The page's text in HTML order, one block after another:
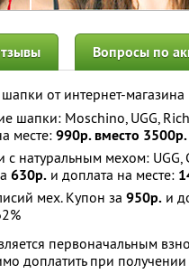
Вопросы по
от интернет-магазина
шапки: Moschino, UGG,
месте:990р. вместо 3500р.
натуральным мехом: UGG,
630р. и доплата на месте:
мех. Купон за 950р. и
первоначальным
доплатить при получении